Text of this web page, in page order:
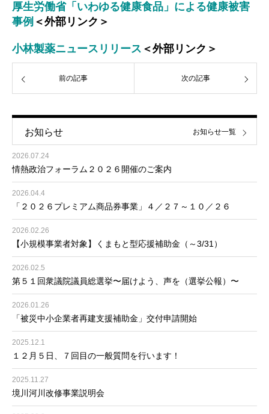
厚生労働省「いわゆる健康食品」による健康被害
事例 ＜外部リンク＞
小林製薬ニュースリリース ＜外部リンク＞
前の記事 次の記事
お知らせ
2026.07.24
情熱政治フォーラム２０２６開催のご案内
2026.04.4
「２０２６プレミアム商品券事業」４／２７～１０／２６
2026.02.26
【小規模事業者対象】くまもと型応援補助金（～3/31）
2026.02.5
第５１回衆議院議員総選挙〜届けよう、声を（選挙公報）〜
2026.01.26
「被災中小企業者再建支援補助金」交付申請開始
2025.12.1
１２月５日、７回目の一般質問を行います！
2025.11.27
境川河川改修事業説明会
お知らせ一覧